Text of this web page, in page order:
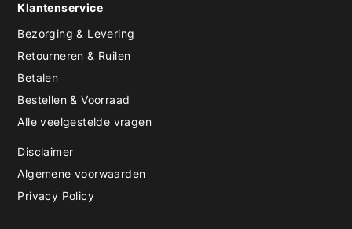
Klantenservice
Bezorging & Levering
Retourneren & Ruilen
Betalen
Bestellen & Voorraad
Alle veelgestelde vragen
Disclaimer
Algemene voorwaarden
Privacy Policy